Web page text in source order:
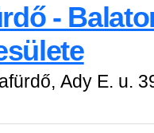
-
Ady E. u.